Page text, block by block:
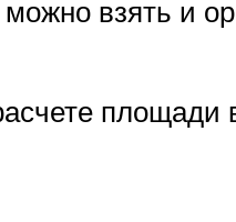
взять и
площади